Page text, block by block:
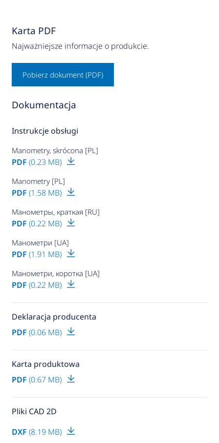
Karta PDF
Najważniejsze informacje o produkcie.
Pobierz dokument (PDF)
Dokumentacja
Instrukcje obsługi
Manometry, skrócona [PL]
PDF (0.23 MB)
Manometry [PL]
PDF (1.58 MB)
Манометры, краткая [RU]
PDF (0.22 MB)
Манометри [UA]
PDF (1.91 MB)
Манометри, коротка [UA]
PDF (0.22 MB)
Deklaracja producenta
PDF (0.06 MB)
Karta produktowa
PDF (0.67 MB)
Pliki CAD 2D
DXF (8.19 MB)